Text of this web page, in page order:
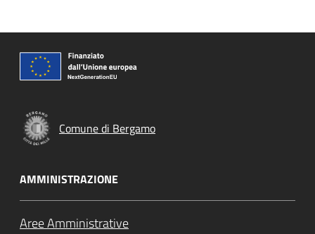
Comune di Bergamo
AMMINISTRAZIONE
Aree Amministrative